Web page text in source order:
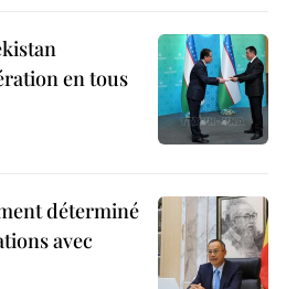
en tous
déterminé
avec